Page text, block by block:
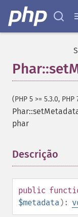
(PHP 5 >= 5.3.0, PHP
phar
Descrição
public
$metadata):